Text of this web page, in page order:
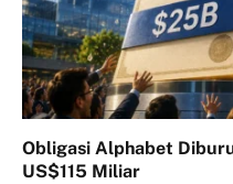
Obligasi Alphabet
US$115 Miliar